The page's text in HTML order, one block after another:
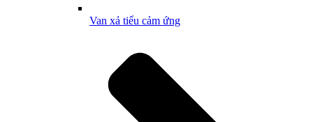
Van xả tiểu cảm ứng